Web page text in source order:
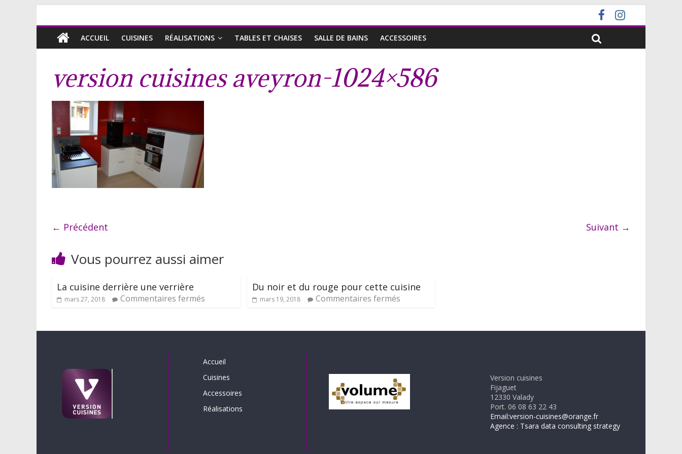
ACCUEIL CUISINES RÉALISATIONS TABLES ET CHAISES SALLE DE BAINS ACCESSOIRES
version cuisines aveyron-1024×586
← Précédent Suivant →
Vous pourrez aussi aimer
La cuisine derrière une verrière
mars 27, 2018 Commentaires fermés
Du noir et du rouge pour cette cuisine
mars 19, 2018 Commentaires fermés
Accueil
Cuisines
Accessoires
Réalisations
Version cuisines
Fijaguet
12330 Valady
Port. 06 08 63 22 43
Email:version-cuisines@orange.fr
Agence : Tsara data consulting strategy